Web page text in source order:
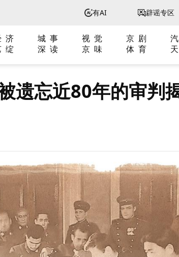
有AI 辟谣专区
济 城 事 视 觉 京 剧
绽 深 读 京 味 体 育
遗忘近80年的审判